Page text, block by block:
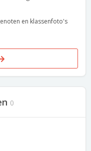
en klassenfoto's
0